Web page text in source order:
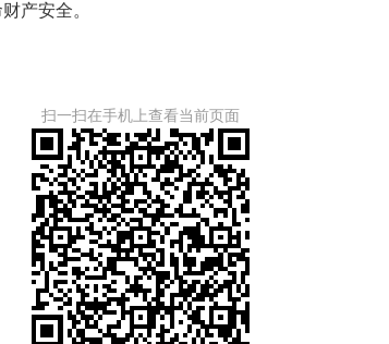
产安全。
扫一扫在手机上查看当前页面